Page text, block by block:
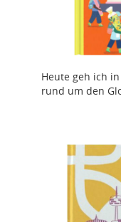
Heute geh ich
rund um den